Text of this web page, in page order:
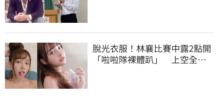
脫光衣服！林襄比賽中露2點開
「啦啦隊裸體趴」 上空全裸